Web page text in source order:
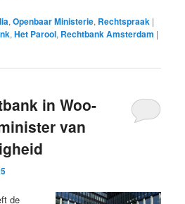
,Openbaar Ministerie, Rechtspraak |
,Het Parool, Rechtbank Amsterdam |
in Woo-
van
de